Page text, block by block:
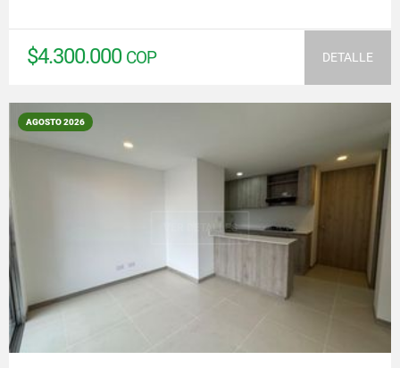
$4.300.000 COP DETALLE
AGOSTO 2026
VER DETALLES